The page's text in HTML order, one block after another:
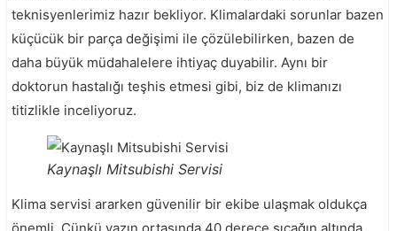
teknisyenlerimiz hazır bekliyor. Klimalardaki sorunlar bazen
küçücük bir parça değişimi ile çözülebilirken, bazen de
daha büyük müdahalelere ihtiyaç duyabilir. Aynı bir
doktorun hastalığı teşhis etmesi gibi, biz de klimanızı
titizlikle inceliyoruz.
Kaynaşlı Mitsubishi Servisi
Klima servisi ararken güvenilir bir ekibe ulaşmak oldukça